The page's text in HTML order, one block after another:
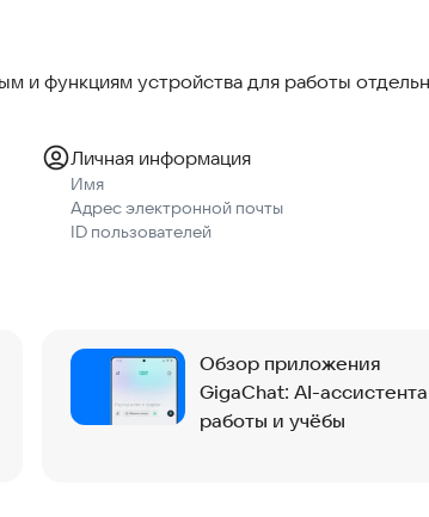
и функциям устройства для работы
Личная информация
Имя
Адрес электронной почты
ID пользователей
Обзор приложения
GigaChat: AI-
работы и учёбы